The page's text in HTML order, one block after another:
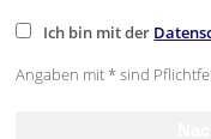
Ich bin mit der
Angaben mit * sind